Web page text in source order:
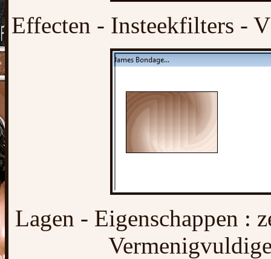
Effecten - Insteekfilters -
Lagen - Eigenschappen :